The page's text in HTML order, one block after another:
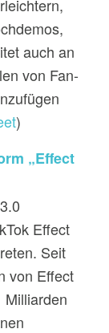
auch an
von Fan-
)
„Effect
Effect
Seit
von Effect
Milliarden